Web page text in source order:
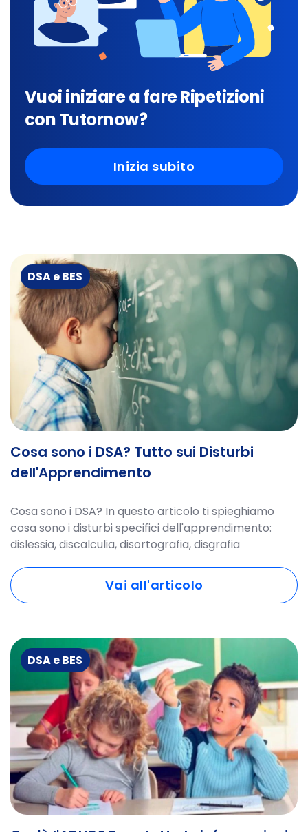
Vuoi iniziare a fare Ripetizioni
con Tutornow?
Inizia subito
DSA e BES
Cosa sono i DSA? Tutto sui Disturbi
dell'Apprendimento
Cosa sono i DSA? In questo articolo ti spieghiamo
cosa sono i disturbi specifici dell'apprendimento:
dislessia, discalculia, disortografia, disgrafia
Vai all'articolo
DSA e BES